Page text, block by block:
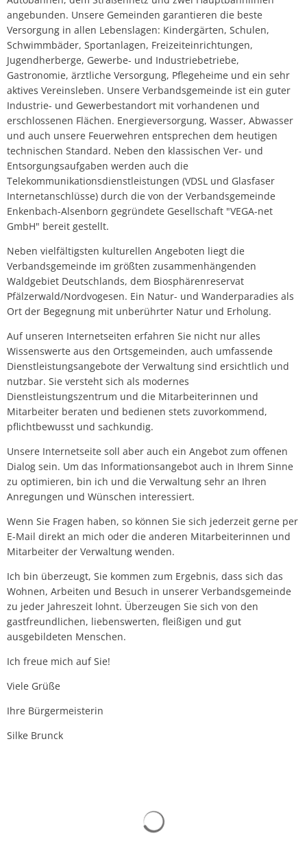
angebunden. Unsere Gemeinden garantieren die beste
Versorgung in allen Lebenslagen: Kindergärten, Schulen,
Schwimmbäder, Sportanlagen, Freizeiteinrichtungen,
Jugendherberge, Gewerbe- und Industriebetriebe,
Gastronomie, ärztliche Versorgung, Pflegeheime und ein sehr
aktives Vereinsleben. Unsere Verbandsgemeinde ist ein guter
Industrie- und Gewerbestandort mit vorhandenen und
erschlossenen Flächen. Energieversorgung, Wasser, Abwasser
und auch unsere Feuerwehren entsprechen dem heutigen
technischen Standard. Neben den klassischen Ver- und
Entsorgungsaufgaben werden auch die
Telekommunikationsdienstleistungen (VDSL und Glasfaser
Internetanschlüsse) durch die von der Verbandsgemeinde
Enkenbach-Alsenborn gegründete Gesellschaft "VEGA-net
GmbH" bereit gestellt.
Neben vielfältigsten kulturellen Angeboten liegt die
Verbandsgemeinde im größten zusammenhängenden
Waldgebiet Deutschlands, dem Biosphärenreservat
Pfälzerwald/Nordvogesen. Ein Natur- und Wanderparadies als
Ort der Begegnung mit unberührter Natur und Erholung.
Auf unseren Internetseiten erfahren Sie nicht nur alles
Wissenswerte aus den Ortsgemeinden, auch umfassende
Dienstleistungsangebote der Verwaltung sind ersichtlich und
nutzbar. Sie versteht sich als modernes
Dienstleistungszentrum und die Mitarbeiterinnen und
Mitarbeiter beraten und bedienen stets zuvorkommend,
pflichtbewusst und sachkundig.
Unsere Internetseite soll aber auch ein Angebot zum offenen
Dialog sein. Um das Informationsangebot auch in Ihrem Sinne
zu optimieren, bin ich und die Verwaltung sehr an Ihren
Anregungen und Wünschen interessiert.
Wenn Sie Fragen haben, so können Sie sich jederzeit gerne per
E-Mail direkt an mich oder die anderen Mitarbeiterinnen und
Mitarbeiter der Verwaltung wenden.
Ich bin überzeugt, Sie kommen zum Ergebnis, dass sich das
Wohnen, Arbeiten und Besuch in unserer Verbandsgemeinde
zu jeder Jahreszeit lohnt. Überzeugen Sie sich von den
gastfreundlichen, liebenswerten, fleißigen und gut
ausgebildeten Menschen.
Ich freue mich auf Sie!
Viele Grüße
Ihre Bürgermeisterin
Silke Brunck